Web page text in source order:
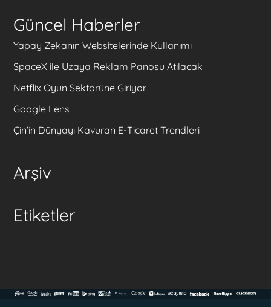
Güncel Haberler
Yapay Zekanın Websitelerinde Kullanımı
SpaceX ile Uzaya Reklam Panosu Atılacak
Netflix Oyun Sektörüne Giriyor
Google Lens
Çin’in Dünyayı Kavuran E-Ticaret Trendleri
Arşiv
Etiketler